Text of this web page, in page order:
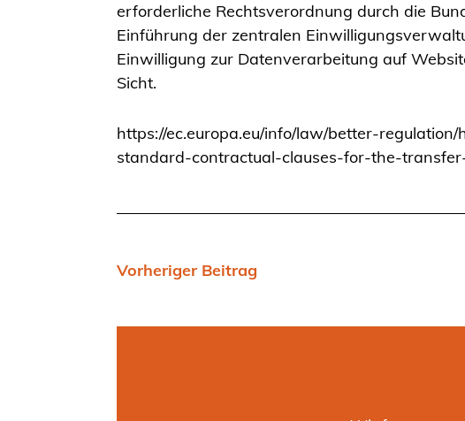
erforderliche Rechtsverordnung durch die
Einführung der zentralen
Einwilligung zur Datenverarbeitung auf
Sicht.
https://ec.europa.eu/info/law/better-
standard-contractual-clauses-for-the-
Vorheriger Beitrag